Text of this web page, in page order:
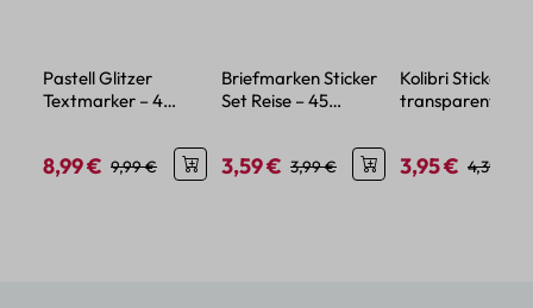
Pastell Glitzer
Textmarker – 4
Verkaufspreis:
8,99 € Regulärer Preis:
9,99 €
Briefmarken Sticker
Set Reise – 45
Verkaufspreis:
3,59 € Regulärer Preis:
3,99 €
Kolibri Sticker
transparent – 50
Verkaufspreis:
3,95 € 4,39 €